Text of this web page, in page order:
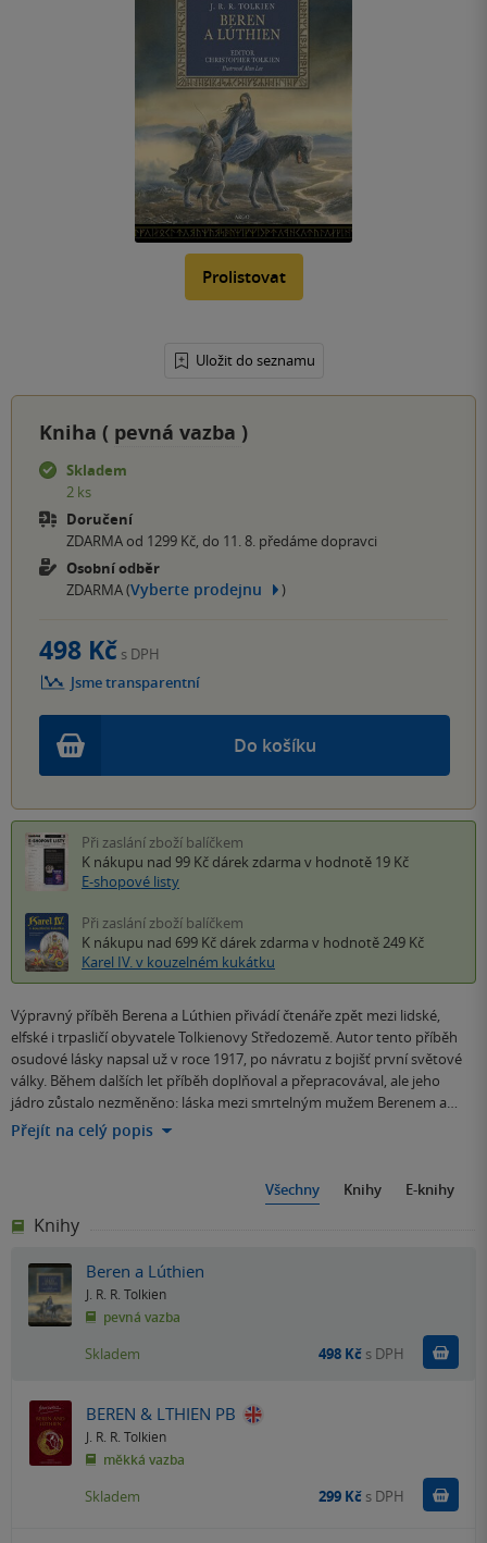
Prolistovat
Uložit do seznamu
Kniha ( pevná vazba )
Skladem
2 ks
Doručení
ZDARMA od 1299 Kč, do 11. 8. předáme dopravci
Osobní odběr
ZDARMA (Vyberte prodejnu )
Do košíku
498 Kč s DPH
Jsme transparentní
Při zaslání zboží balíčkem
K nákupu nad 99 Kč dárek zdarma v hodnotě 19 Kč
E-shopové listy
Při zaslání zboží balíčkem
K nákupu nad 699 Kč dárek zdarma v hodnotě 249 Kč
Karel IV. v kouzelném kukátku
Výpravný příběh Berena a Lúthien přivádí čtenáře zpět mezi lidské,
elfské i trpasličí obyvatele Tolkienovy Středozemě. Autor tento příběh
osudové lásky napsal už v roce 1917, po návratu z bojišť první světové
války. Během dalších let příběh doplňoval a přepracovával, ale jeho
jádro zůstalo nezměněno: láska mezi smrtelným mužem Berenem a…
Přejít na celý popis
Všechny Knihy E-knihy
Knihy
Beren a Lúthien
J. R. R. Tolkien
pevná vazba
Skladem 498 Kč s DPH
BEREN & LTHIEN PB
J. R. R. Tolkien
měkká vazba
Skladem 299 Kč s DPH